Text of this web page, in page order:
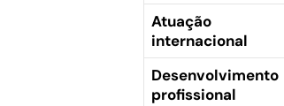
Atuação
internacional
Desenvolvimento
profissional